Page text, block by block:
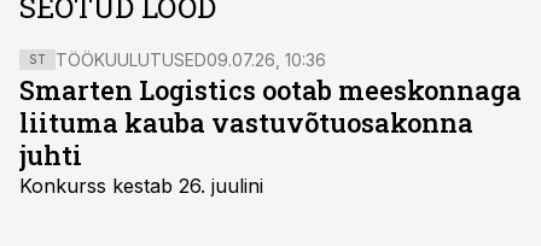
ST TÖÖKUULUTUSED09.07.26, 10:36
Smarten Logistics ootab meeskonnaga
liituma kauba vastuvõtuosakonna
juhti
Konkurss kestab 26. juulini